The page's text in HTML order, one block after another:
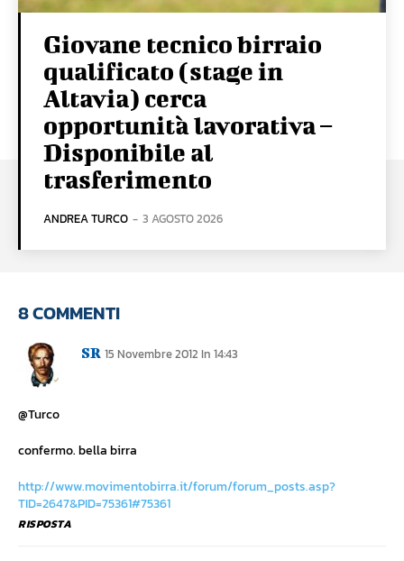
Giovane tecnico birraio
qualificato (stage in
Altavia) cerca
opportunità lavorativa –
Disponibile al
trasferimento
ANDREA TURCO - 3 AGOSTO 2026
8 COMMENTI
SR 15 Novembre 2012 In 14:43
@Turco
confermo. bella birra
http://www.movimentobirra.it/forum/forum_posts.asp?
TID=2647&PID=75361#75361
RISPOSTA